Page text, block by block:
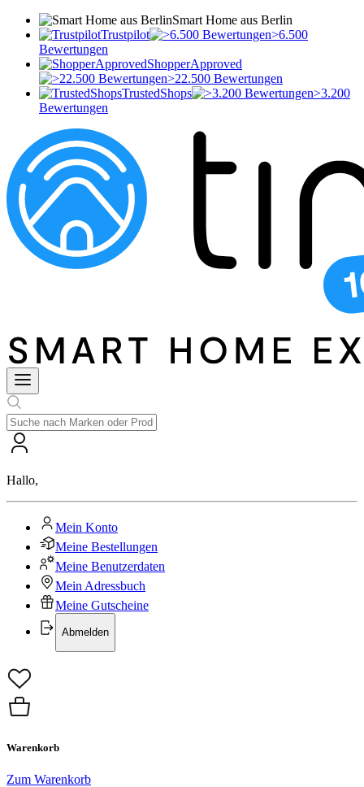
Smart Home aus Berlin
Trustpilot
>6.500
Bewertungen
ShopperApproved
>22.500 Bewertungen
TrustedShops
>3.200
Bewertungen
Hallo,
Mein Konto
Meine Bestellungen
Meine Benutzerdaten
Mein Adressbuch
Meine Gutscheine
Abmelden
Warenkorb
Zum Warenkorb